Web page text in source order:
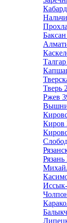
Баксан
Талгар
Тверь
Ржев
Киров
Рязань
Иссык-